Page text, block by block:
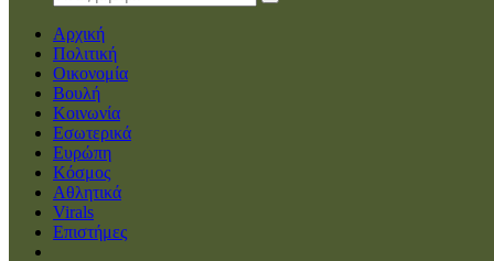
Αρχική
Πολιτική
Οικονομία
Βουλή
Κοινωνία
Εσωτερικά
Ευρώπη
Κόσμος
Αθλητικά
Virals
Επιστήμες